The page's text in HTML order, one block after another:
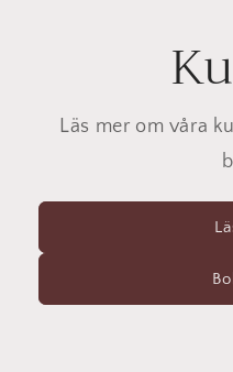
Läs mer om våra